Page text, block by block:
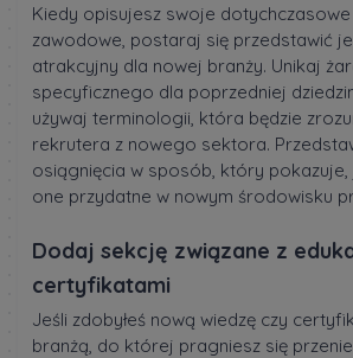
Kiedy opisujesz swoje
zawodowe, postaraj się przedstawić
atrakcyjny dla nowej branży. Unikaj
specyficznego dla poprzedniej
używaj terminologii, która będzie
rekrutera z nowego sektora.
osiągnięcia w sposób, który
one przydatne w nowym środowisku
Dodaj sekcję związane z
certyfikatami
Jeśli zdobyłeś nową wiedzę czy
branżą, do której pragniesz się